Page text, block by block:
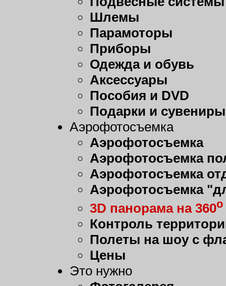
Шлемы
Парамоторы
Приборы
Одежда и обувь
Аксессуары
Пособия и DVD
Подарки и сувениры
Аэрофотосъемка
Аэрофотосъемка
Аэрофотосъемка
Аэрофотосъемка
Аэрофотосъемка
3D панорама на 360о
Контроль
Полеты на шоу с
Цены
Это нужно